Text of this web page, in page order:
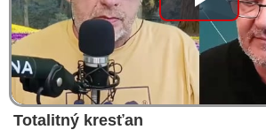
Play
Totalitný kresťan